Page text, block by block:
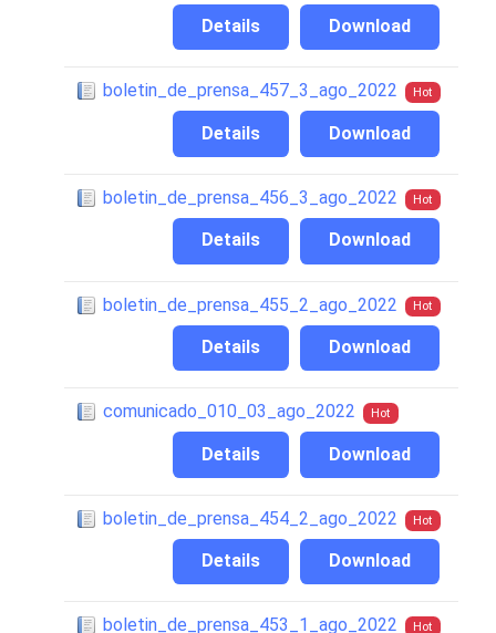
Download
Details
boletin_de_prensa_457_3_ago_2022 Hot
Download
Details
boletin_de_prensa_456_3_ago_2022 Hot
Download
Details
boletin_de_prensa_455_2_ago_2022 Hot
Download
Details
comunicado_010_03_ago_2022 Hot
Download
Details
boletin_de_prensa_454_2_ago_2022 Hot
Download
Details
boletin_de_prensa_453_1_ago_2022 Hot